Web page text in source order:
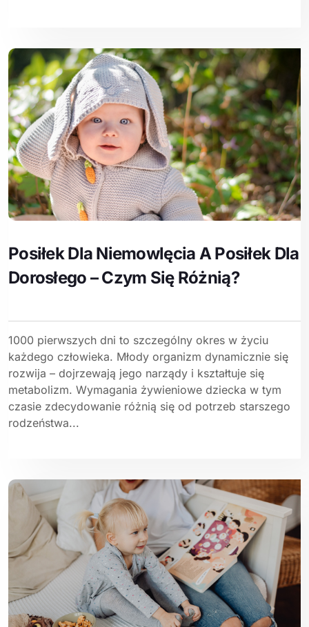
Posiłek Dla Niemowlęcia A Posiłek Dla
Dorosłego – Czym Się Różnią?
1000 pierwszych dni to szczególny okres w życiu
każdego człowieka. Młody organizm dynamicznie się
rozwija – dojrzewają jego narządy i kształtuje się
metabolizm. Wymagania żywieniowe dziecka w tym
czasie zdecydowanie różnią się od potrzeb starszego
rodzeństwa...